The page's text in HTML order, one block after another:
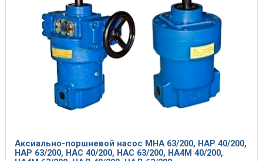
Аксиально-поршневой насос МНА 63/200, НАР 40/200,
НАР 63/200, НАС 40/200, НАС 63/200, НА4М 40/200,